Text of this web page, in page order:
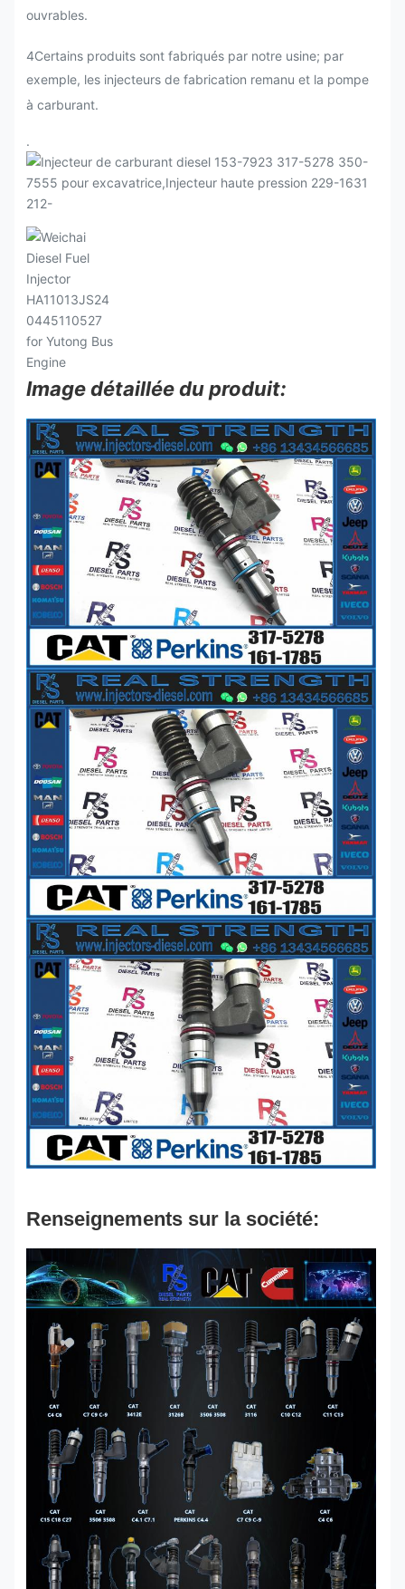
ouvrables.
4Certains produits sont fabriqués par notre usine; par
exemple, les injecteurs de fabrication remanu et la pompe
à carburant.
.
Image détaillée du produit:
Renseignements sur la société: